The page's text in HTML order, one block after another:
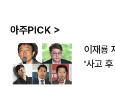
아주PICK >
이재룡
'사고 후